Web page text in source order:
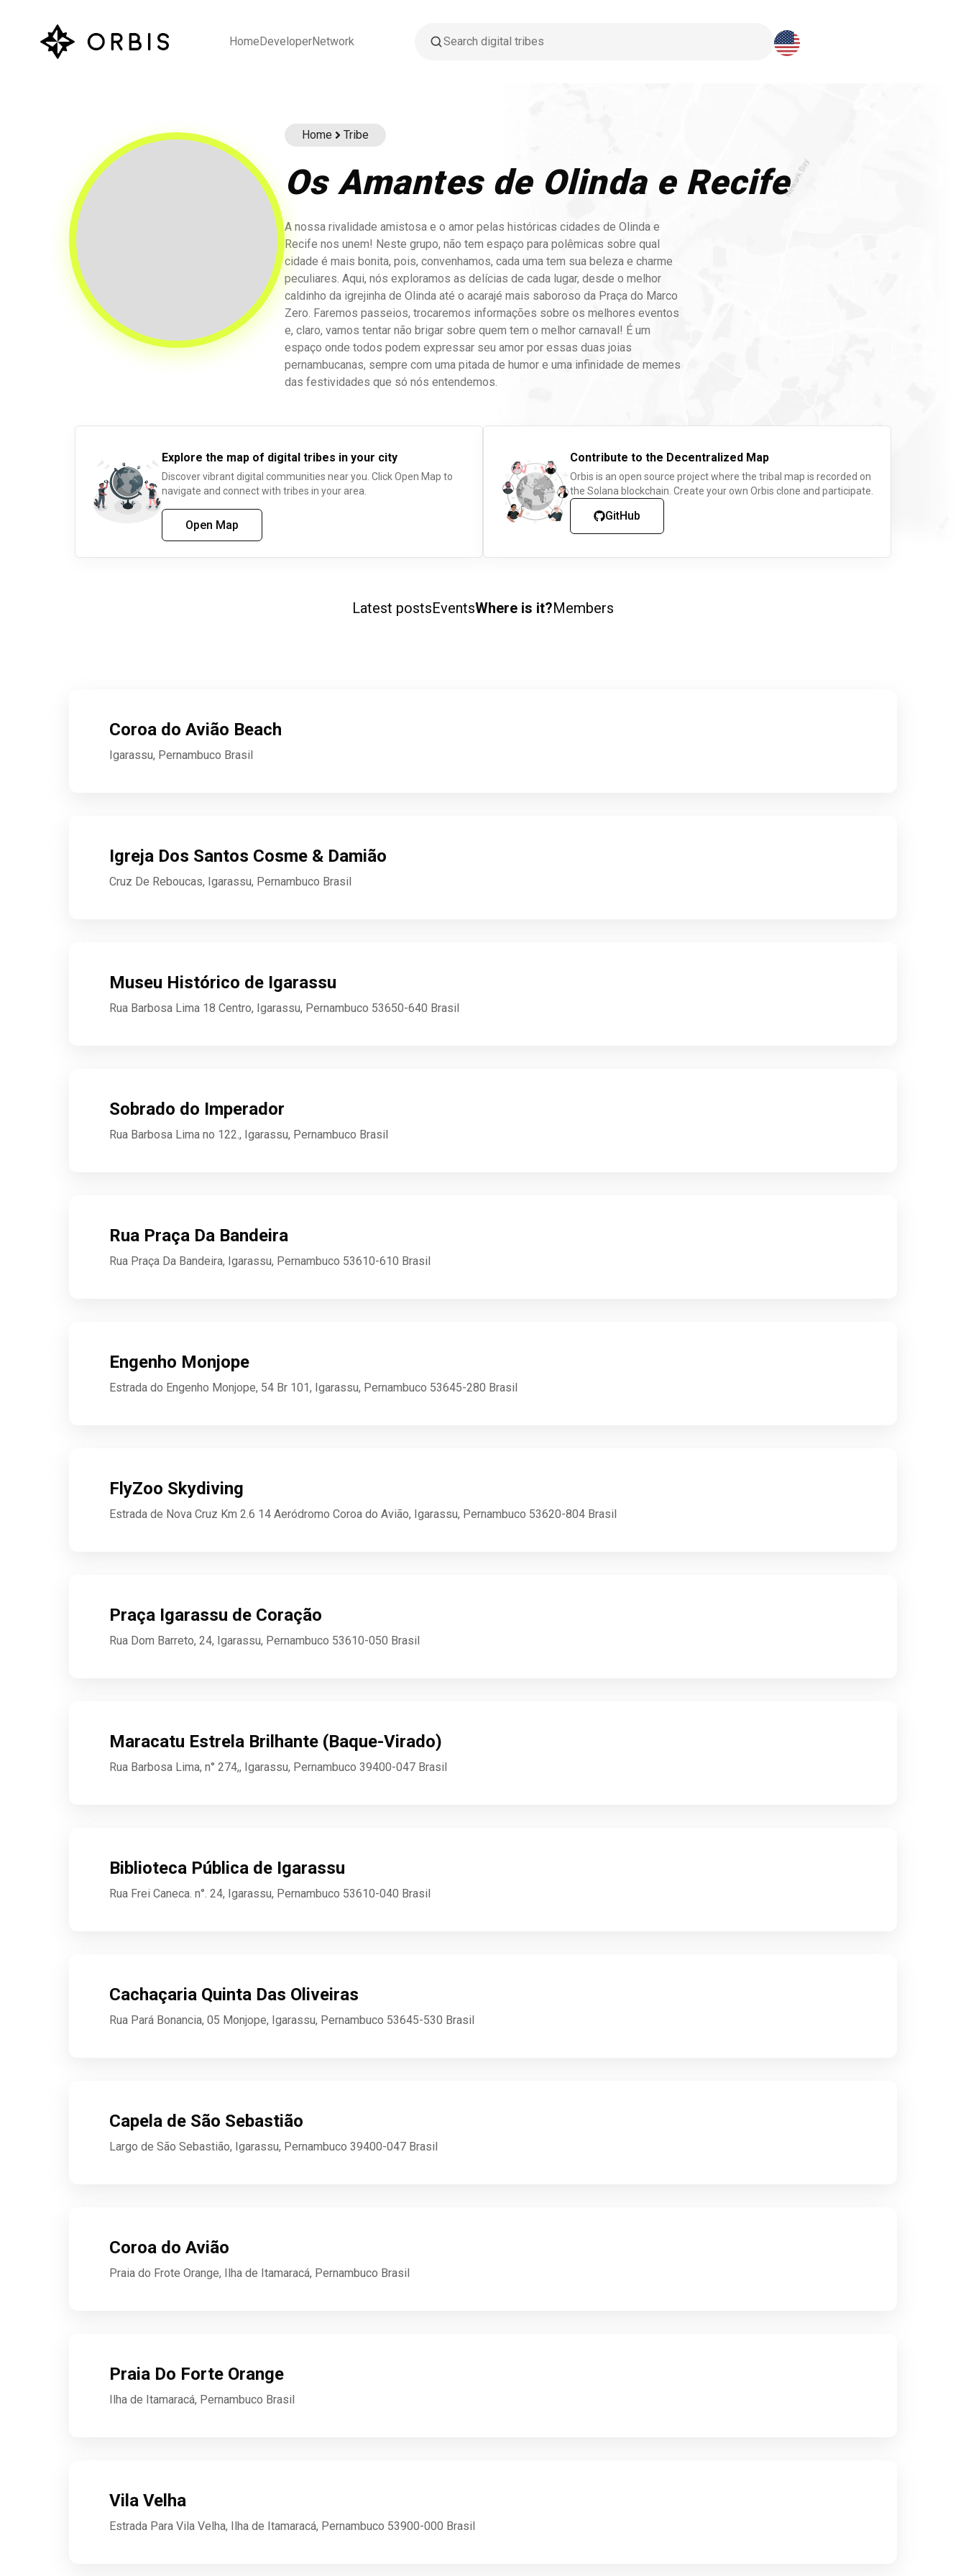
HomeDeveloperNetwork
Home Tribe
Os Amantes de Olinda e Recife
A nossa rivalidade amistosa e o amor pelas históricas cidades de Olinda e
Recife nos unem! Neste grupo, não tem espaço para polêmicas sobre qual
cidade é mais bonita, pois, convenhamos, cada uma tem sua beleza e charme
peculiares. Aqui, nós exploramos as delícias de cada lugar, desde o melhor
caldinho da igrejinha de Olinda até o acarajé mais saboroso da Praça do Marco
Zero. Faremos passeios, trocaremos informações sobre os melhores eventos
e, claro, vamos tentar não brigar sobre quem tem o melhor carnaval! É um
espaço onde todos podem expressar seu amor por essas duas joias
pernambucanas, sempre com uma pitada de humor e uma infinidade de memes
das festividades que só nós entendemos.
Explore the map of digital tribes in your city
Discover vibrant digital communities near you. Click Open Map to
navigate and connect with tribes in your area.
Open Map
Contribute to the Decentralized Map
Orbis is an open source project where the tribal map is recorded on
the Solana blockchain. Create your own Orbis clone and participate.
GitHub
Latest postsEventsWhere is it?Members
Coroa do Avião Beach
Igarassu, Pernambuco Brasil
Igreja Dos Santos Cosme & Damião
Cruz De Reboucas, Igarassu, Pernambuco Brasil
Museu Histórico de Igarassu
Rua Barbosa Lima 18 Centro, Igarassu, Pernambuco 53650-640 Brasil
Sobrado do Imperador
Rua Barbosa Lima no 122., Igarassu, Pernambuco Brasil
Rua Praça Da Bandeira
Rua Praça Da Bandeira, Igarassu, Pernambuco 53610-610 Brasil
Engenho Monjope
Estrada do Engenho Monjope, 54 Br 101, Igarassu, Pernambuco 53645-280 Brasil
FlyZoo Skydiving
Estrada de Nova Cruz Km 2.6 14 Aeródromo Coroa do Avião, Igarassu, Pernambuco 53620-804 Brasil
Praça Igarassu de Coração
Rua Dom Barreto, 24, Igarassu, Pernambuco 53610-050 Brasil
Maracatu Estrela Brilhante (Baque-Virado)
Rua Barbosa Lima, n° 274,, Igarassu, Pernambuco 39400-047 Brasil
Biblioteca Pública de Igarassu
Rua Frei Caneca. n°. 24, Igarassu, Pernambuco 53610-040 Brasil
Cachaçaria Quinta Das Oliveiras
Rua Pará Bonancia, 05 Monjope, Igarassu, Pernambuco 53645-530 Brasil
Capela de São Sebastião
Largo de São Sebastião, Igarassu, Pernambuco 39400-047 Brasil
Coroa do Avião
Praia do Frote Orange, Ilha de Itamaracá, Pernambuco Brasil
Praia Do Forte Orange
Ilha de Itamaracá, Pernambuco Brasil
Vila Velha
Estrada Para Vila Velha, Ilha de Itamaracá, Pernambuco 53900-000 Brasil